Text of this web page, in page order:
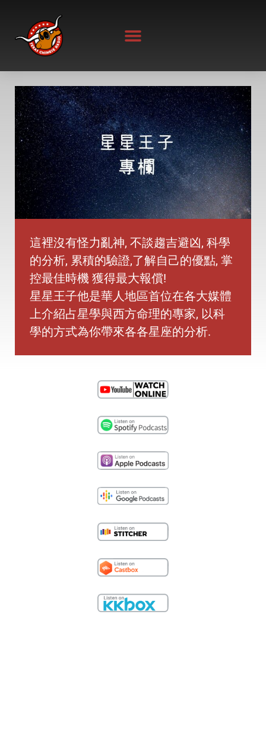
content
這裡沒有怪力亂神, 不談趨吉避凶, 科學
的分析, 累積的驗證,了解自己的優點, 掌
控最佳時機 獲得最大報償!
星星王子他是華人地區首位在各大媒體
上介紹占星學與西方命理的專家, 以科
學的方式為你帶來各各星座的分析.